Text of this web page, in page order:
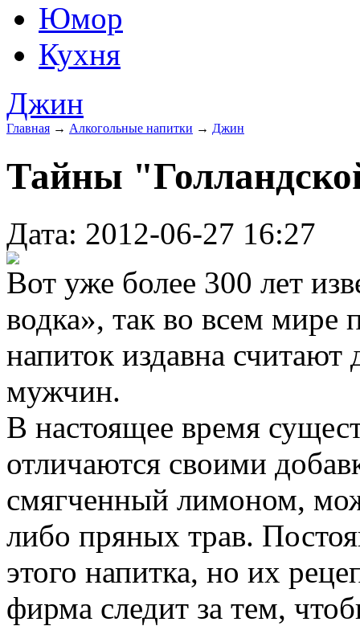
Юмор
Кухня
Джин
Главная → Алкогольные напитки → Джин
Тайны
Дата: 2012-06-27 16:27
Вот уже более 300 лет
водка», так во всем мире
напиток издавна
мужчин.
В настоящее время
отличаются своими
смягченный лимоном,
либо пряных трав.
этого напитка, но их
фирма следит за тем,